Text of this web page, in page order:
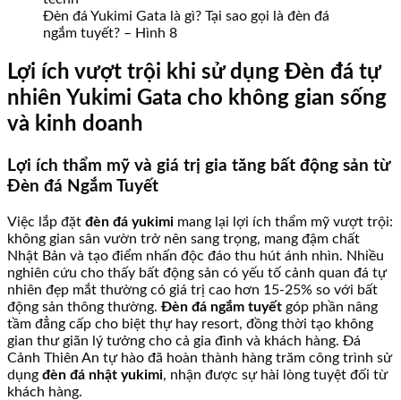
Đèn đá Yukimi Gata là gì? Tại sao gọi là đèn đá
ngắm tuyết? – Hình 8
Lợi ích vượt trội khi sử dụng Đèn đá tự
nhiên Yukimi Gata cho không gian sống
và kinh doanh
Lợi ích thẩm mỹ và giá trị gia tăng bất động sản từ
Đèn đá Ngắm Tuyết
Việc lắp đặt đèn đá yukimi mang lại lợi ích thẩm mỹ vượt trội:
không gian sân vườn trở nên sang trọng, mang đậm chất
Nhật Bản và tạo điểm nhấn độc đáo thu hút ánh nhìn. Nhiều
nghiên cứu cho thấy bất động sản có yếu tố cảnh quan đá tự
nhiên đẹp mắt thường có giá trị cao hơn 15-25% so với bất
động sản thông thường. Đèn đá ngắm tuyết góp phần nâng
tầm đẳng cấp cho biệt thự hay resort, đồng thời tạo không
gian thư giãn lý tưởng cho cả gia đình và khách hàng. Đá
Cảnh Thiên An tự hào đã hoàn thành hàng trăm công trình sử
dụng đèn đá nhật yukimi, nhận được sự hài lòng tuyệt đối từ
khách hàng.